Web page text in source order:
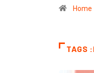
Home
TAGS